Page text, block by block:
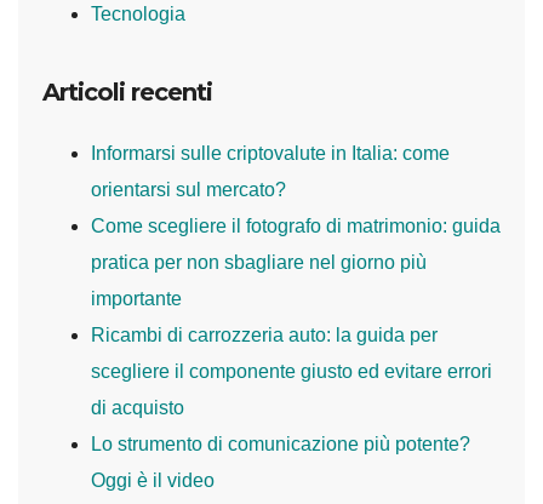
Tecnologia
Articoli recenti
Informarsi sulle criptovalute in Italia: come
orientarsi sul mercato?
Come scegliere il fotografo di matrimonio: guida
pratica per non sbagliare nel giorno più
importante
Ricambi di carrozzeria auto: la guida per
scegliere il componente giusto ed evitare errori
di acquisto
Lo strumento di comunicazione più potente?
Oggi è il video